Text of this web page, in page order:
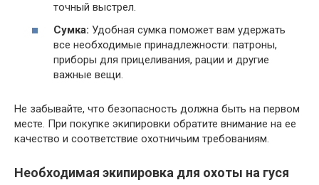
точный выстрел.
Сумка: Удобная сумка поможет вам удержать
все необходимые принадлежности: патроны,
приборы для прицеливания, рации и другие
важные вещи.
Не забывайте, что безопасность должна быть на первом
месте. При покупке экипировки обратите внимание на ее
качество и соответствие охотничьим требованиям.
Необходимая экипировка для охоты на гуся